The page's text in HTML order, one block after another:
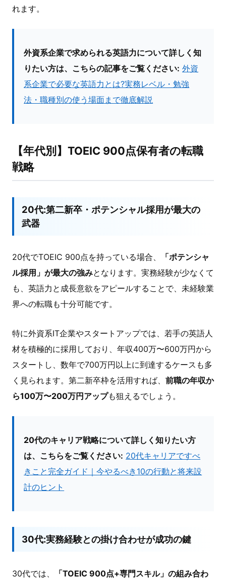
れます。
外資系企業で求められる英語力について詳しく知
りたい方は、こちらの記事をご覧ください: 外資
系企業で必要な英語力とは?実務レベル・勉強
法・職種別の使う場面まで徹底解説
【年代別】TOEIC 900点保有者の転職
戦略
20代:第二新卒・ポテンシャル採用が最大の
武器
20代でTOEIC 900点を持っている場合、
「ポテンシャ
ル採用」が最大の強みとなります。実務経験が少なくて
も、英語力と成長意欲をアピールすることで、未経験業
界への転職も十分可能です。
特に外資系IT企業やスタートアップでは、若手の英語人
材を積極的に採用しており、年収400万〜600万円から
スタートし、数年で700万円以上に到達するケースも多
く見られます。第二新卒枠を活用すれば、 前職の年収か
ら100万〜200万円アップも狙えるでしょう。
20代のキャリア戦略について詳しく知りたい方
は、こちらをご覧ください: 20代キャリアですべ
きこと完全ガイド｜今やるべき10の行動と将来設
計のヒント
30代:実務経験との掛け合わせが成功の鍵
30代では、
「TOEIC 900点+専門スキル」の組み合わ